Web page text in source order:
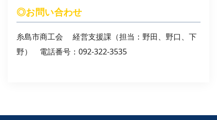
◎お問い合わせ
糸島市商工会 経営支援課（担当：野田、野口、下
野） 電話番号：092-322-3535